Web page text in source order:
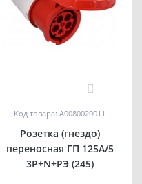
Код товара: A0080020011
Розетка (гнездо)
переносная ГП 125А/5
3Р+N+РЭ (245)